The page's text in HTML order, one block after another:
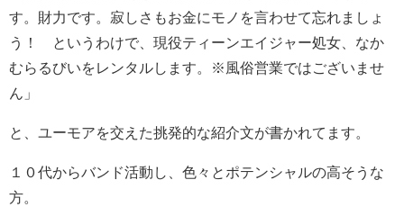
す。財力です。寂しさもお金にモノを言わせて忘れましょ
う！ というわけで、現役ティーンエイジャー処女、なか
むらるびいをレンタルします。※風俗営業ではございませ
ん」
と、ユーモアを交えた挑発的な紹介文が書かれてます。
１０代からバンド活動し、色々とポテンシャルの高そうな
方。